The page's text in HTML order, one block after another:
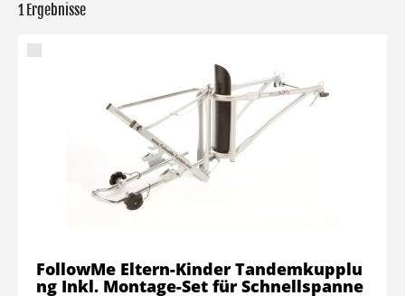
1 Ergebnisse
FollowMe Eltern-Kinder Tandemkupplu
ng Inkl. Montage-Set für Schnellspanne